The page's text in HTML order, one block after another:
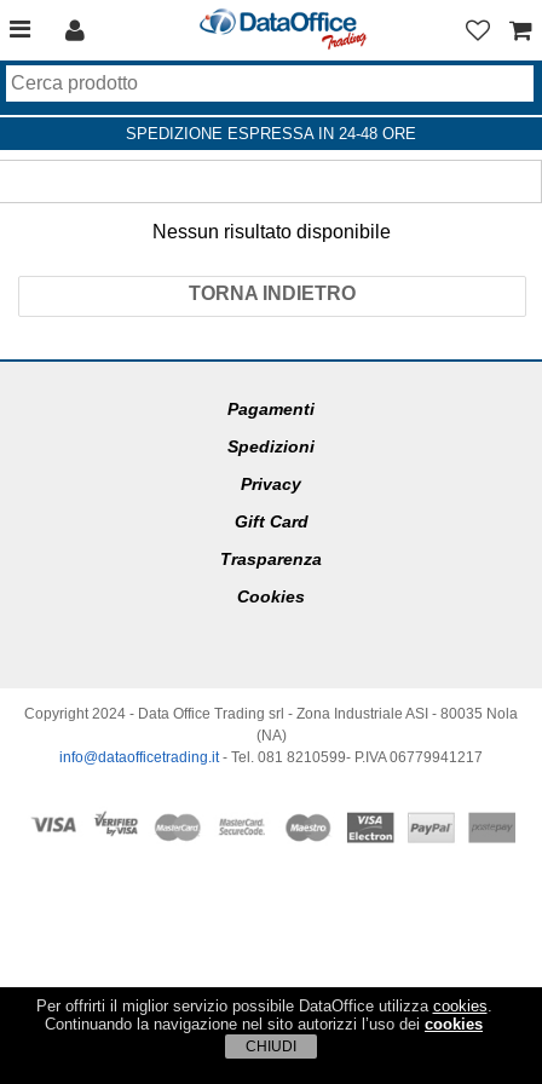
Per offrirti il miglior servizio possibile DataOffice utilizza cookies.
Continuando la navigazione nel sito autorizzi l’uso dei cookies
CHIUDI
SPEDIZIONE ESPRESSA IN 24-48 ORE
Nessun risultato disponibile
TORNA INDIETRO
Pagamenti
Spedizioni
Privacy
Gift Card
Trasparenza
Cookies
Copyright 2024 - Data Office Trading srl - Zona Industriale ASI - 80035 Nola
(NA)
info@dataofficetrading.it- Tel. 081 8210599- P.IVA 06779941217